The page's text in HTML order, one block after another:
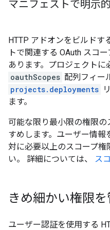
マニフェストで明示
HTTP アドオンをビルドす
トで関連する OAuth スコ
あります。プロジェクトに
oauthScopes 配列フィー
projects.deployments
ます。
可能な限り最小限の権限
すめします。ユーザー情
対に必要以上のスコープ
い。 詳細については、 ス
きめ細かい権限
ユーザー認証を使用する